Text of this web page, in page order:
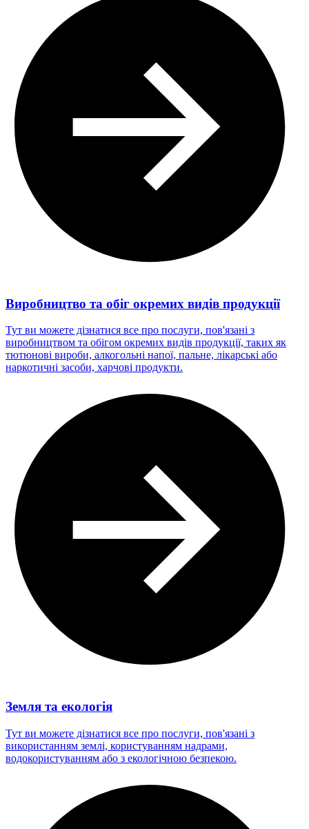
Виробництво та обіг окремих видів продукції
Тут ви можете дізнатися все про послуги, пов'язані з
виробництвом та обігом окремих видів продукції, таких як
тютюнові вироби, алкогольні напої, пальне, лікарські або
наркотичні засоби, харчові продукти.
Земля та екологія
Тут ви можете дізнатися все про послуги, пов'язані з
використанням землі, користуванням надрами,
водокористуванням або з екологічною безпекою.